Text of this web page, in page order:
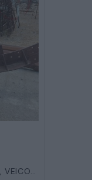
, VEICOLI D'EPOCA